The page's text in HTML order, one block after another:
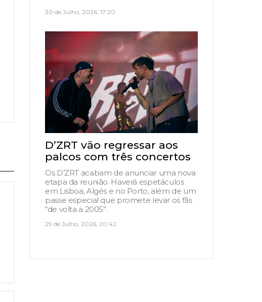
30 de Julho, 2026, 17:20
D’ZRT vão regressar aos
palcos com três concertos
Os D’ZRT acabam de anunciar uma nova
etapa da reunião. Haverá espetáculos
em Lisboa, Algés e no Porto, além de um
passe especial que promete levar os fãs
“de volta a 2005”.
29 de Julho, 2026, 20:42